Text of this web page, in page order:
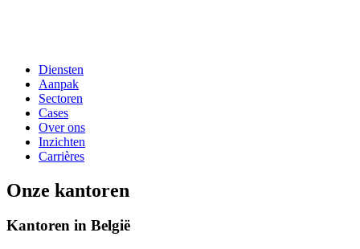
Diensten
Aanpak
Sectoren
Cases
Over ons
Inzichten
Carrières
Onze kantoren
Kantoren in België